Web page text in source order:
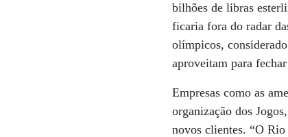
bilhões de libras
ficaria fora do radar
olímpicos,
aproveitam para
Empresas como as
organização dos
novos clientes. “O